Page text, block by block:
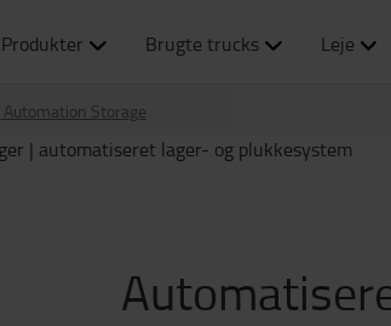
Produkter Brugte trucks Leje
Storage